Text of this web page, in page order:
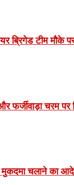
ब्रिगेड टीम मौके
चरम पर
मुकदमा चलाने का